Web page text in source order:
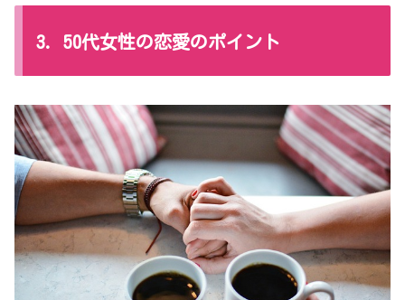
3. 50代女性の恋愛のポイント